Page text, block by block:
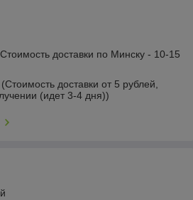
доставки по Минску - 10-15
доставки от 5 рублей,
(идет 3-4 дня))